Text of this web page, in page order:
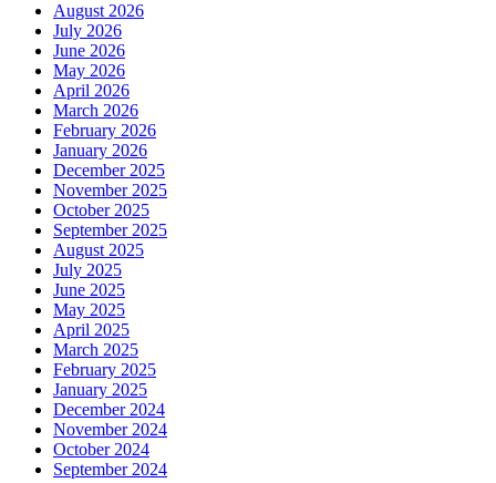
August 2026
July 2026
June 2026
May 2026
April 2026
March 2026
February 2026
January 2026
December 2025
November 2025
October 2025
September 2025
August 2025
July 2025
June 2025
May 2025
April 2025
March 2025
February 2025
January 2025
December 2024
November 2024
October 2024
September 2024